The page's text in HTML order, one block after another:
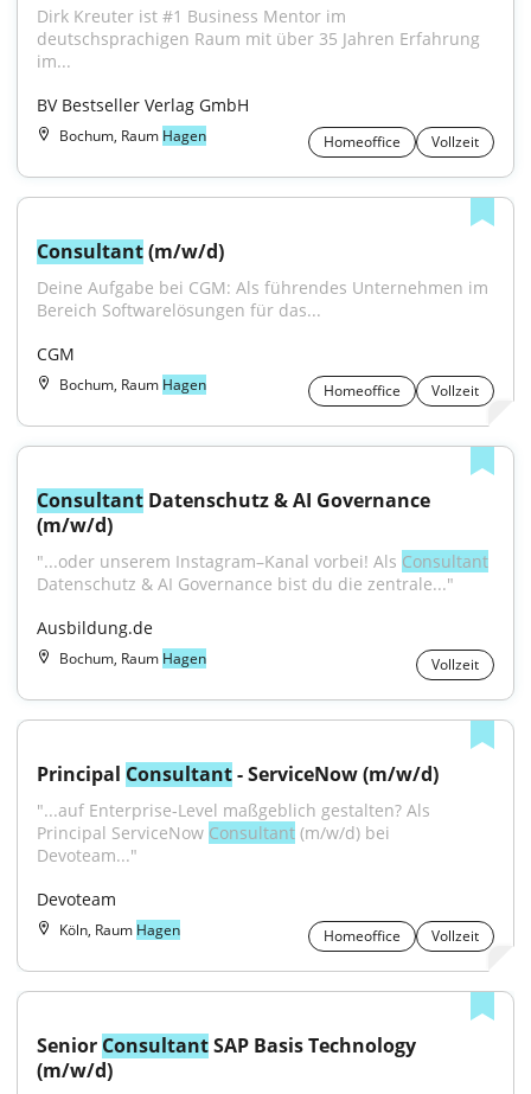
Dirk Kreuter ist #1 Business Mentor im
deutschsprachigen Raum mit über 35 Jahren Erfahrung
im...
BV Bestseller Verlag GmbH
Bochum, Raum Hagen Homeoffice Vollzeit
Consultant (m/w/d)
Deine Aufgabe bei CGM: Als führendes Unternehmen im
Bereich Softwarelösungen für das...
CGM
Bochum, Raum Hagen Homeoffice Vollzeit
Consultant Datenschutz & AI Governance
(m/w/d)
"...oder unserem Instagram–Kanal vorbei! Als Consultant
Datenschutz & AI Governance bist du die zentrale..."
Ausbildung.de
Bochum, Raum Hagen Vollzeit
Principal Consultant - ServiceNow (m/w/d)
"...auf Enterprise-Level maßgeblich gestalten? Als
Principal ServiceNow Consultant (m/w/d) bei
Devoteam..."
Devoteam
Köln, Raum Hagen Homeoffice Vollzeit
Senior Consultant SAP Basis Technology
(m/w/d)